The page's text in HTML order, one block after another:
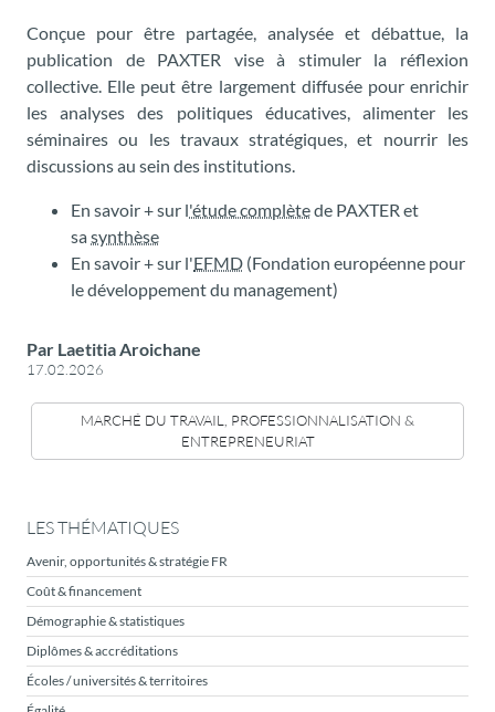
Conçue pour être partagée, analysée et débattue, la
publication de PAXTER vise à stimuler la réflexion
collective. Elle peut être largement diffusée pour enrichir
les analyses des politiques éducatives, alimenter les
séminaires ou les travaux stratégiques, et nourrir les
discussions au sein des institutions.
En savoir + sur l'étude complètede PAXTER et
sasynthèse
En savoir + sur l'EFMD (Fondation européenne pour
le développement du management)
Par Laetitia Aroichane
17.02.2026
MARCHÉ DU TRAVAIL, PROFESSIONNALISATION &
ENTREPRENEURIAT
LES THÉMATIQUES
Avenir, opportunités & stratégie FR
Coût & financement
Démographie & statistiques
Diplômes & accréditations
Écoles / universités & territoires